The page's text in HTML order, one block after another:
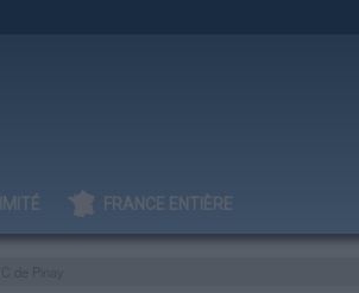
FRANCE ENTIÈRE